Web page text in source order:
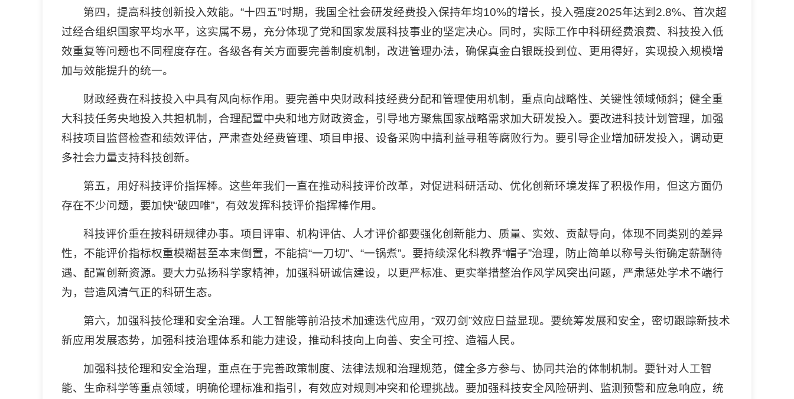
第四，提高科技创新投入效能。“十四五”时期，我国全社会研发经费投入保持年均10%的增长，投入强度2025年达到2.8%、首次超
过经合组织国家平均水平，这实属不易，充分体现了党和国家发展科技事业的坚定决心。同时，实际工作中科研经费浪费、科技投入低
效重复等问题也不同程度存在。各级各有关方面要完善制度机制，改进管理办法，确保真金白银既投到位、更用得好，实现投入规模增
加与效能提升的统一。
财政经费在科技投入中具有风向标作用。要完善中央财政科技经费分配和管理使用机制，重点向战略性、关键性领域倾斜；健全重
大科技任务央地投入共担机制，合理配置中央和地方财政资金，引导地方聚焦国家战略需求加大研发投入。要改进科技计划管理，加强
科技项目监督检查和绩效评估，严肃查处经费管理、项目申报、设备采购中搞利益寻租等腐败行为。要引导企业增加研发投入，调动更
多社会力量支持科技创新。
第五，用好科技评价指挥棒。这些年我们一直在推动科技评价改革，对促进科研活动、优化创新环境发挥了积极作用，但这方面仍
存在不少问题，要加快“破四唯”，有效发挥科技评价指挥棒作用。
科技评价重在按科研规律办事。项目评审、机构评估、人才评价都要强化创新能力、质量、实效、贡献导向，体现不同类别的差异
性，不能评价指标权重模糊甚至本末倒置，不能搞“一刀切”、“一锅煮”。要持续深化科教界“帽子”治理，防止简单以称号头衔确定薪酬待
遇、配置创新资源。要大力弘扬科学家精神，加强科研诚信建设，以更严标准、更实举措整治作风学风突出问题，严肃惩处学术不端行
为，营造风清气正的科研生态。
第六，加强科技伦理和安全治理。人工智能等前沿技术加速迭代应用，“双刃剑”效应日益显现。要统筹发展和安全，密切跟踪新技术
新应用发展态势，加强科技治理体系和能力建设，推动科技向上向善、安全可控、造福人民。
加强科技伦理和安全治理，重点在于完善政策制度、法律法规和治理规范，健全多方参与、协同共治的体制机制。要针对人工智
能、生命科学等重点领域，明确伦理标准和指引，有效应对规则冲突和伦理挑战。要加强科技安全风险研判、监测预警和应急响应，统